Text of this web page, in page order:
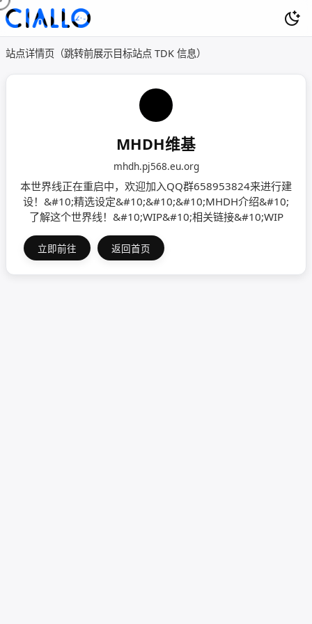
站点详情页（跳转前展示目标站点 TDK 信息）
MHDH维基
mhdh.pj568.eu.org
本世界线正在重启中，欢迎加入QQ群658953824来进行建
设！&#10;精选设定&#10;&#10;&#10;MHDH介绍&#10;
了解这个世界线！&#10;WIP&#10;相关链接&#10;WIP
立即前往 返回首页